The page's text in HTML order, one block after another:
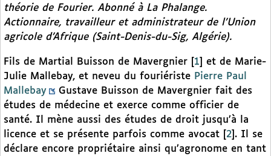
théorie de Fourier. Abonné à La Phalange.
Actionnaire, travailleur et administrateur de l’Union
agricole d’Afrique (Saint-Denis-du-Sig, Algérie).
Fils de Martial Buisson de Mavergnier 1
et de Marie-
Julie Mallebay, et neveu du fouriériste Pierre Paul
Mallebay
Gustave Buisson de Mavergnier fait des
études de médecine et exerce comme officier de
santé. Il mène aussi des études de droit jusqu’à la
licence et se présente parfois comme avocat
2 . Il se
déclare encore propriétaire ainsi qu’agronome en tant